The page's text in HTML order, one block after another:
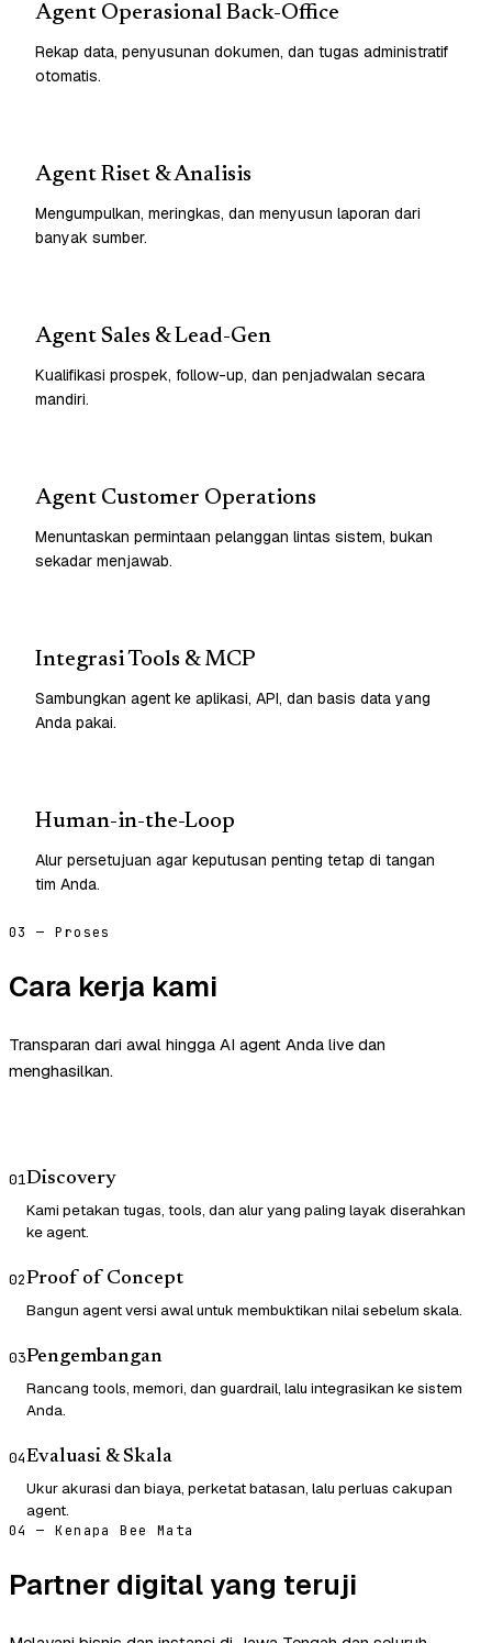
Agent Operasional Back-Office
Rekap data, penyusunan dokumen, dan tugas administratif
otomatis.
Agent Riset & Analisis
Mengumpulkan, meringkas, dan menyusun laporan dari
banyak sumber.
Agent Sales & Lead-Gen
Kualifikasi prospek, follow-up, dan penjadwalan secara
mandiri.
Agent Customer Operations
Menuntaskan permintaan pelanggan lintas sistem, bukan
sekadar menjawab.
Integrasi Tools & MCP
Sambungkan agent ke aplikasi, API, dan basis data yang
Anda pakai.
Human-in-the-Loop
Alur persetujuan agar keputusan penting tetap di tangan
tim Anda.
03 — Proses
Cara kerja kami
Transparan dari awal hingga AI agent Anda live dan
menghasilkan.
01Discovery
Kami petakan tugas, tools, dan alur yang paling layak diserahkan
ke agent.
02Proof of Concept
Bangun agent versi awal untuk membuktikan nilai sebelum skala.
03Pengembangan
Rancang tools, memori, dan guardrail, lalu integrasikan ke sistem
Anda.
04Evaluasi & Skala
Ukur akurasi dan biaya, perketat batasan, lalu perluas cakupan
agent.
04 — Kenapa Bee Mata
Partner digital yang teruji